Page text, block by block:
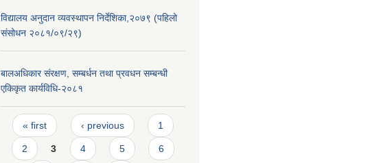
विद्यालय अनुदान व्यवस्थापन निर्देशिका,२०७९ (पहिलो
संसोधन २०८१/०९/२९)
बालअधिकार संरक्षण, सम्बर्धन तथा प्रवधन सम्बन्धी
एकिकृत कार्यविधि-२०८१
Pages
« first ‹ previous 1
2 3 4 5 6